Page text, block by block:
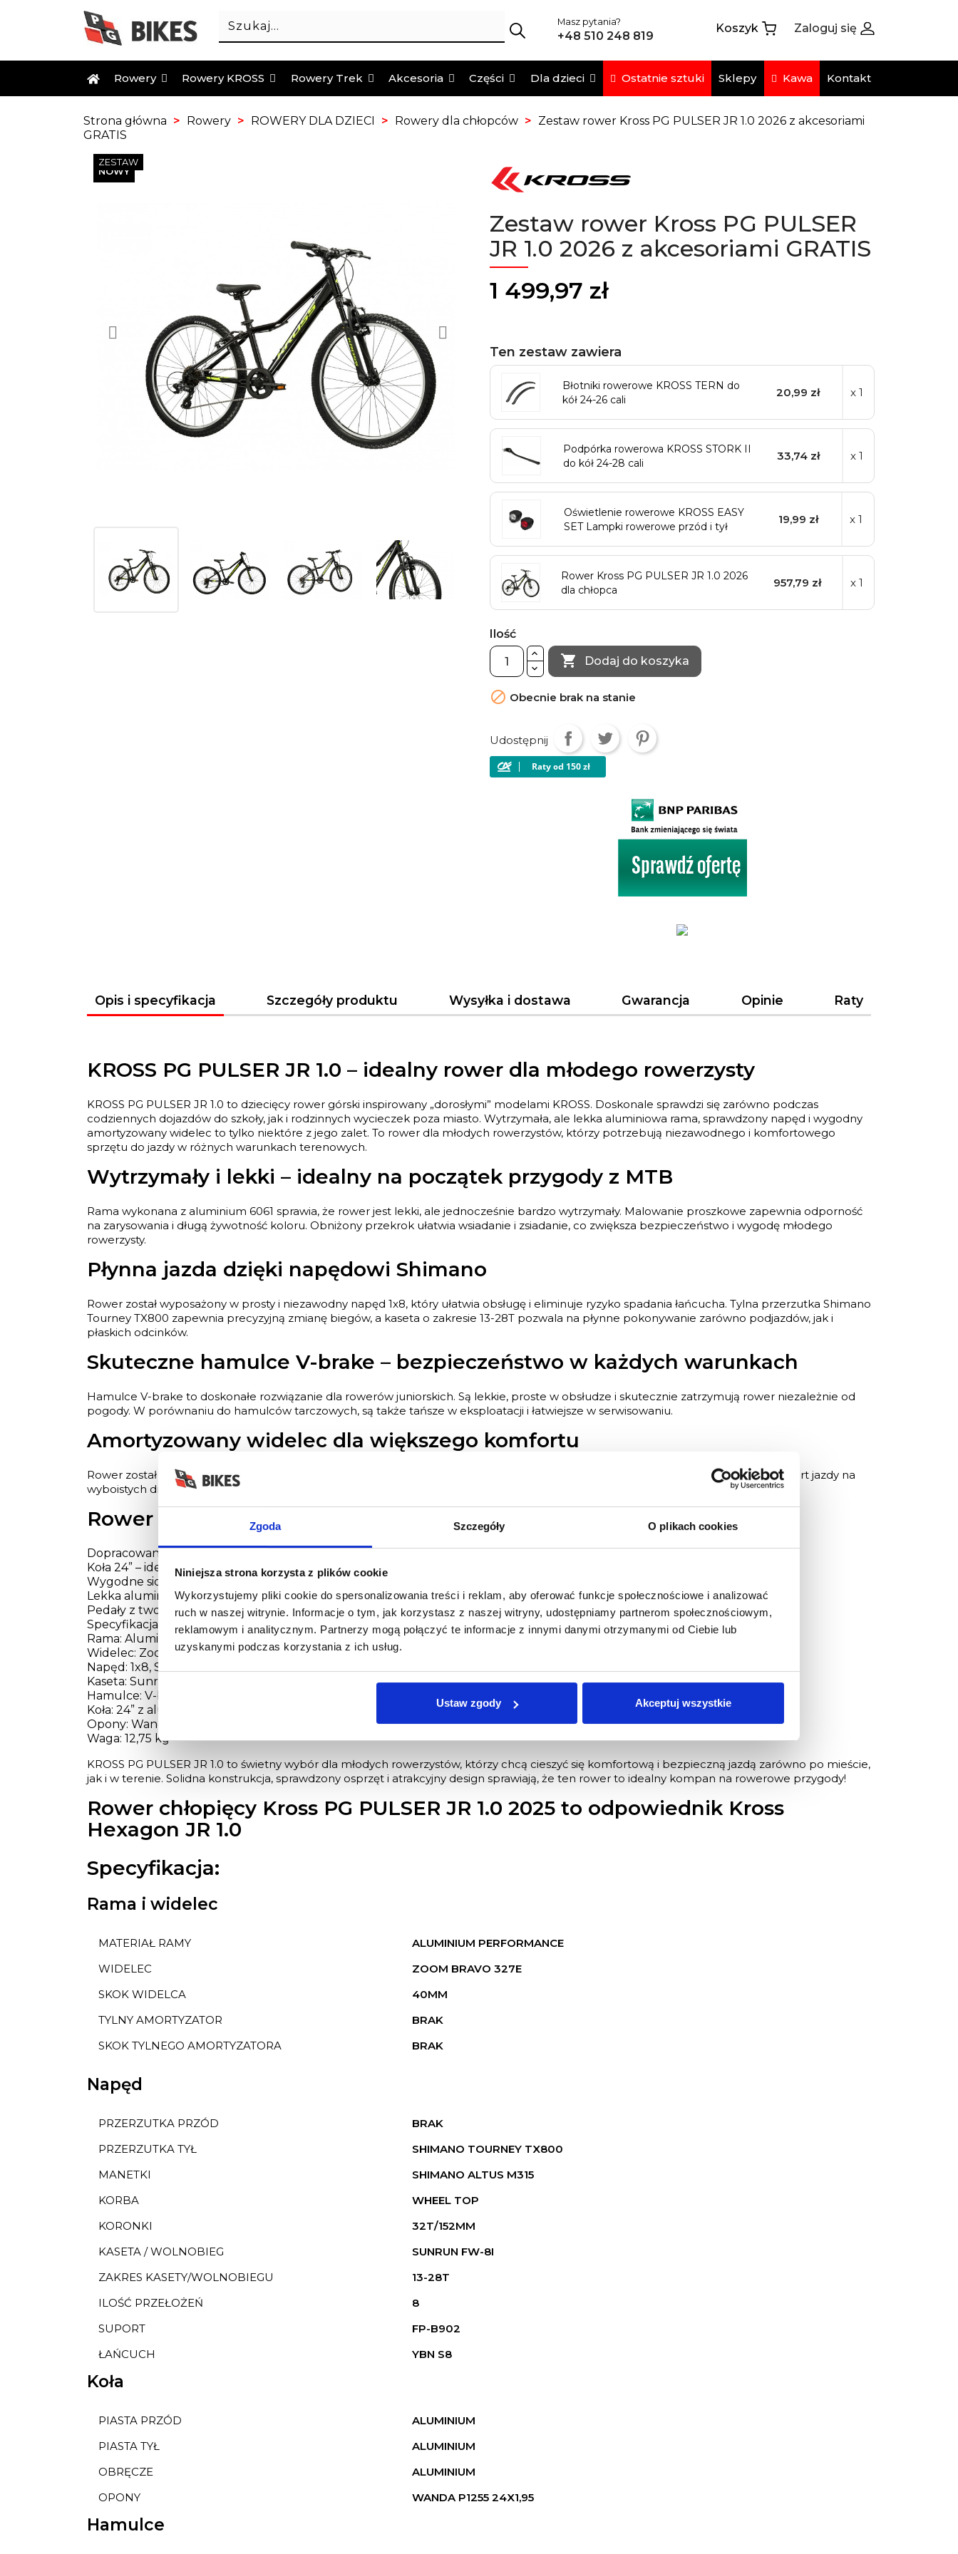
Zgoda Szczegóły O plikach cookies
Niniejsza strona korzysta z plików cookie
Wykorzystujemy pliki cookie do spersonalizowania treści i reklam, aby oferować funkcje społecznościowe i analizować
ruch w naszej witrynie. Informacje o tym, jak korzystasz z naszej witryny, udostępniamy partnerom społecznościowym,
reklamowym i analitycznym. Partnerzy mogą połączyć te informacje z innymi danymi otrzymanymi od Ciebie lub
uzyskanymi podczas korzystania z ich usług.
Ustaw zgody Akceptuj wszystkie
Masz pytania?
+48 510 248 819
Koszyk Zaloguj się
Rowery Rowery KROSS Rowery Trek Akcesoria Części Dla dzieci Ostatnie sztuki Sklepy Kawa Kontakt
Strona główna Rowery ROWERY DLA DZIECI Rowery dla chłopców
Zestaw rower Kross PG PULSER JR 1.0 2026 z akcesoriami
GRATIS
NOWY
ZESTAW
Zestaw rower Kross PG PULSER
JR 1.0 2026 z akcesoriami GRATIS
1 499,97 zł
Ten zestaw zawiera
Błotniki rowerowe KROSS TERN do
kół 24-26 cali
20,99 zł x 1
Podpórka rowerowa KROSS STORK II
do kół 24-28 cali
33,74 zł x 1
Oświetlenie rowerowe KROSS EASY
SET Lampki rowerowe przód i tył
19,99 zł x 1
Rower Kross PG PULSER JR 1.0 2026
dla chłopca
957,79 zł x 1
Ilość
 Dodaj do koszyka
 Obecnie brak na stanie
Udostępnij
Opis i specyfikacja Szczegóły produktu Wysyłka i dostawa Gwarancja Opinie Raty
KROSS PG PULSER JR 1.0 – idealny rower dla młodego rowerzysty
KROSS PG PULSER JR 1.0 to dziecięcy rower górski inspirowany „dorosłymi” modelami KROSS. Doskonale sprawdzi się zarówno podczas
codziennych dojazdów do szkoły, jak i rodzinnych wycieczek poza miasto. Wytrzymała, ale lekka aluminiowa rama, sprawdzony napęd i wygodny
amortyzowany widelec to tylko niektóre z jego zalet. To rower dla młodych rowerzystów, którzy potrzebują niezawodnego i komfortowego
sprzętu do jazdy w różnych warunkach terenowych.
Wytrzymały i lekki – idealny na początek przygody z MTB
Rama wykonana z aluminium 6061 sprawia, że rower jest lekki, ale jednocześnie bardzo wytrzymały. Malowanie proszkowe zapewnia odporność
na zarysowania i długą żywotność koloru. Obniżony przekrok ułatwia wsiadanie i zsiadanie, co zwiększa bezpieczeństwo i wygodę młodego
rowerzysty.
Płynna jazda dzięki napędowi Shimano
Rower został wyposażony w prosty i niezawodny napęd 1x8, który ułatwia obsługę i eliminuje ryzyko spadania łańcucha. Tylna przerzutka Shimano
Tourney TX800 zapewnia precyzyjną zmianę biegów, a kaseta o zakresie 13-28T pozwala na płynne pokonywanie zarówno podjazdów, jak i
płaskich odcinków.
Skuteczne hamulce V-brake – bezpieczeństwo w każdych warunkach
Hamulce V-brake to doskonałe rozwiązanie dla rowerów juniorskich. Są lekkie, proste w obsłudze i skutecznie zatrzymują rower niezależnie od
pogody. W porównaniu do hamulców tarczowych, są także tańsze w eksploatacji i łatwiejsze w serwisowaniu.
Amortyzowany widelec dla większego komfortu
Rower został wyposażony w amortyzowany widelec Zoom Bravo 327E ze skokiem 40 mm, który tłumi nierówności i poprawia komfort jazdy na
wyboistych drogach czy leśnych ścieżkach. Opony o szerokości 1,95 cala zapewniają dobrą przyczepność i stabilność.
Rower dla chłopca Kross PG Pulser JR 1.0
Dopracowane komponenty
Koła 24” – idealnie dopasowane do wzrostu dziecka (130-150 cm)
Wygodne siodło Selle Royal Explora JR – dostosowane do potrzeb młodszych rowerzystów
Lekka aluminiowa kierownica i mostek – ułatwiają sterowanie i zapewniają wygodną pozycję
Pedały z tworzywa sztucznego – lekkie i bezpieczne dla dzieci
Specyfikacja techniczna
Rama: Aluminium 6061, malowanie proszkowe
Widelec: Zoom Bravo 327E, skok 40 mm
Napęd: 1x8, Shimano Tourney TX800
Kaseta: Sunrun FW-8I, 13-28T
Hamulce: V-brake (przód i tył)
Koła: 24” z aluminiowymi obręczami
Opony: Wanda P1255 24x1,95
Waga: 12,75 kg
KROSS PG PULSER JR 1.0 to świetny wybór dla młodych rowerzystów, którzy chcą cieszyć się komfortową i bezpieczną jazdą zarówno po mieście,
jak i w terenie. Solidna konstrukcja, sprawdzony osprzęt i atrakcyjny design sprawiają, że ten rower to idealny kompan na rowerowe przygody!
Rower chłopięcy Kross PG PULSER JR 1.0 2025 to odpowiednik Kross
Hexagon JR 1.0
Specyfikacja:
Rama i widelec
MATERIAŁ RAMY
ALUMINIUM PERFORMANCE
WIDELEC
ZOOM BRAVO 327E
SKOK WIDELCA
40MM
TYLNY AMORTYZATOR
BRAK
SKOK TYLNEGO AMORTYZATORA
BRAK
Napęd
PRZERZUTKA PRZÓD
BRAK
PRZERZUTKA TYŁ
SHIMANO TOURNEY TX800
MANETKI
SHIMANO ALTUS M315
KORBA
WHEEL TOP
KORONKI
32T/152MM
KASETA / WOLNOBIEG
SUNRUN FW-8I
ZAKRES KASETY/WOLNOBIEGU
13-28T
ILOŚĆ PRZEŁOŻEŃ
8
SUPORT
FP-B902
ŁAŃCUCH
YBN S8
Koła
PIASTA PRZÓD
ALUMINIUM
PIASTA TYŁ
ALUMINIUM
OBRĘCZE
ALUMINIUM
OPONY
WANDA P1255 24X1,95
Hamulce